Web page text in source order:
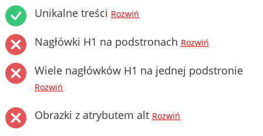
Unikalne treści Rozwiń
Nagłówki H1 na podstronach Rozwiń
Wiele nagłówków H1 na jednej podstronie
Rozwiń
Obrazki z atrybutem alt Rozwiń